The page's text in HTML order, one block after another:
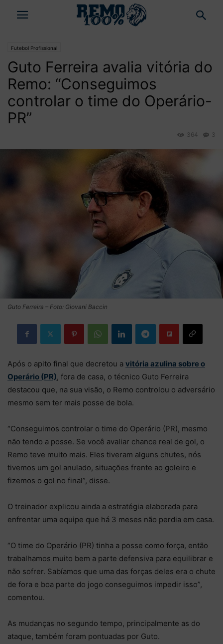
Futebol Profissional
Guto Ferreira avalia vitória do
Remo: “Conseguimos
controlar o time do Operário-
PR”
3
364
Guto Ferreira – Foto: Giovani Baccin
Após o apito final que decretou a vitória azulina sobre o
Operário (PR), fora de casa, o técnico Guto Ferreira
destacou que, na sua visão, o Remo controlou o adversário
mesmo sem ter mais posse de bola.
“Conseguimos controlar o time do Operário (PR), mesmo
não tendo a posse. Se você avaliar chance real de gol, o
Remo teve muito mais. Eles tiveram alguns chutes, nós
tivemos um gol anulado, situações frente ao goleiro e
fizemos o gol no final”, disse.
O treinador explicou ainda a estratégia elaborada para
enfrentar uma equipe que há 3 meses não perdia em casa.
“O time do Operário (PR) tinha a posse como força, então
trabalhamos muito bem a parte defensiva para equilibrar e
não sofrer. Sabíamos que uma das forças deles era o chute
de fora e boa parte do jogo conseguimos impedir isso”,
comentou.
As mudanças no segundo tempo, principalmente as do
ataque, também foram pontuadas por Guto.